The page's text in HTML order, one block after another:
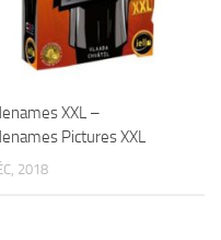
XXL –
Pictures XXL
2018